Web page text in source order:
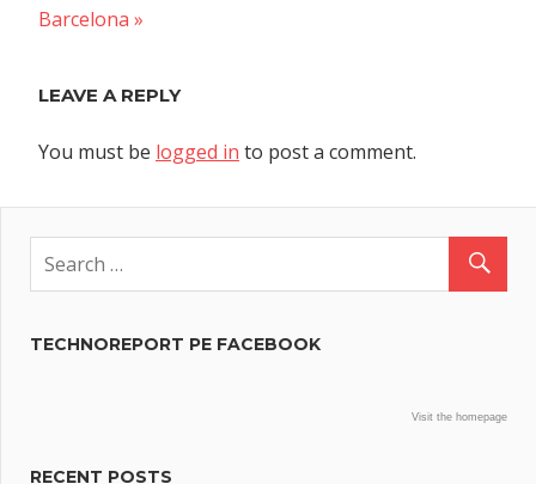
Post:
Barcelona
LEAVE A REPLY
You must be logged in to post a comment.
TECHNOREPORT PE FACEBOOK
Visit the homepage
RECENT POSTS